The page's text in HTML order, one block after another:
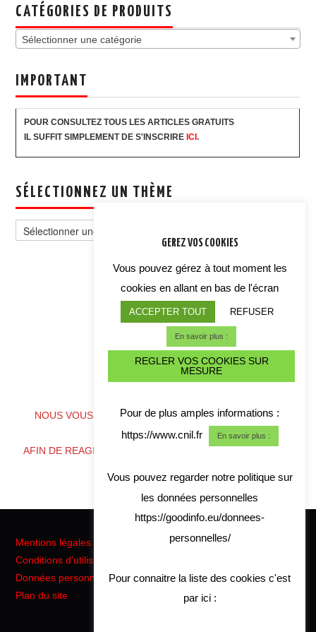
CATÉGORIES DE PRODUITS
Sélectionner une catégorie
IMPORTANT
POUR CONSULTEZ TOUS LES ARTICLES GRATUITS
IL SUFFIT SIMPLEMENT DE S'INSCRIRE ICI.
SÉLECTIONNEZ UN THÈME
un
thème
ALERTE CYBER CRISE
NOUS VOUS CONSEILLONS DE TELECHARGER NOS
COORDONNES
AFIN DE REAGIR RAPIDEMENT EN CAS DE CRISE CYBER
Mentions légales
Conditions d'utilisation
Données personnelles RGPD
Plan du site
GEREZ VOS COOKIES
Vous pouvez gérez à tout moment les
cookies en allant en bas de l'écran
ACCEPTER TOUT REFUSER
En savoir plus :
REGLER VOS COOKIES SUR
MESURE
Pour de plus amples informations :
https://www.cnil.fr
En savoir plus :
Vous pouvez regarder notre politique sur
les données personnelles
https://goodinfo.eu/donnees-
personnelles/
Pour connaitre la liste des cookies c'est
par ici :